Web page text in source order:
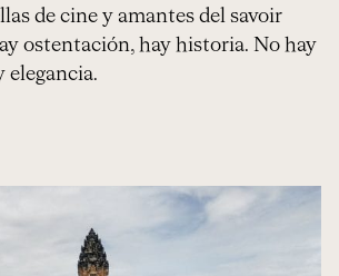
de cine y amantes del savoir
ostentación, hay historia. No hay
elegancia.